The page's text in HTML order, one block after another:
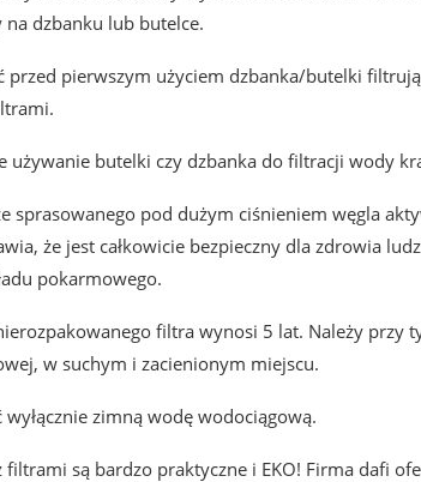
dzbanku lub butelce.
pierwszym użyciem dzbanka/butelki
używanie butelki czy dzbanka do filtracji wody
sprasowanego pod dużym ciśnieniem węgla
że jest całkowicie bezpieczny dla zdrowia
pokarmowego.
filtra wynosi 5 lat. Należy przy
w suchym i zacienionym miejscu.
zimną wodę wodociągową.
są bardzo praktyczne i EKO! Firma dafi